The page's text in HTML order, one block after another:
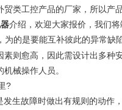
类工控产品的厂家，所以产
介绍，欢迎大家报价，我们
为的是要能互补彼此的异常缺
则愈高，因此需设计出多种
械操作人员。
?
生故障时做出有规则的动作